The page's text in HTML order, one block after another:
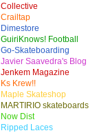
Collective
Crailtap
Dimestore
GuiriKnows! Football
Go-Skateboarding
Javier Saavedra's Blog
Jenkem Magazine
Ks Krew!!
Maple Skateshop
MARTIRIO skateboards
Now Dist
Ripped Laces